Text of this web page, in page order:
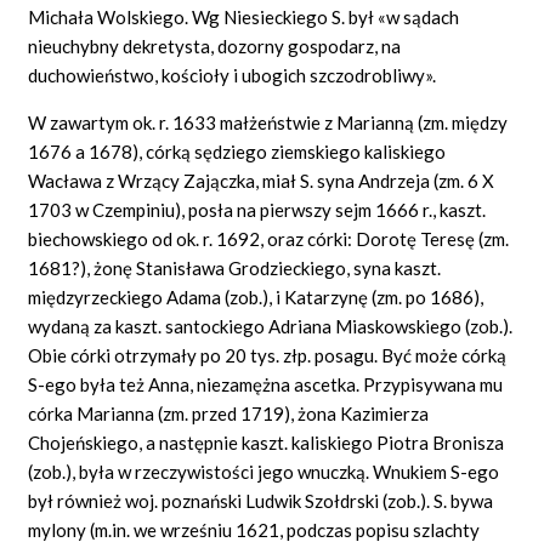
Michała Wolskiego. Wg Niesieckiego S. był «w sądach
nieuchybny dekretysta, dozorny gospodarz, na
duchowieństwo, kościoły i ubogich szczodrobliwy».
W zawartym ok. r. 1633 małżeństwie z Marianną (zm. między
1676 a 1678), córką sędziego ziemskiego kaliskiego
Wacława z Wrzący Zajączka, miał S. syna Andrzeja (zm. 6 X
1703 w Czempiniu), posła na pierwszy sejm 1666 r., kaszt.
biechowskiego od ok. r. 1692, oraz córki: Dorotę Teresę (zm.
1681?), żonę Stanisława Grodzieckiego, syna kaszt.
międzyrzeckiego Adama (zob.), i Katarzynę (zm. po 1686),
wydaną za kaszt. santockiego Adriana Miaskowskiego (zob.).
Obie córki otrzymały po 20 tys. złp. posagu. Być może córką
S-ego była też Anna, niezamężna ascetka. Przypisywana mu
córka Marianna (zm. przed 1719), żona Kazimierza
Chojeńskiego, a następnie kaszt. kaliskiego Piotra Bronisza
(zob.), była w rzeczywistości jego wnuczką. Wnukiem S-ego
był również woj. poznański Ludwik Szołdrski (zob.). S. bywa
mylony (m.in. we wrześniu 1621, podczas popisu szlachty